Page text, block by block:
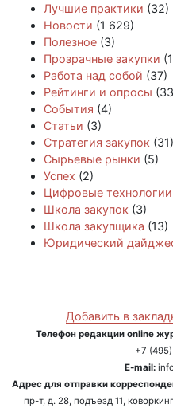
Лучшие практики (32)
Новости (1 629)
Полезное (3)
Прозрачные закупки
Работа над собой (37)
Рейтинги и опросы
События (4)
Статьи (3)
Стратегия закупок (31)
Сырьевые рынки (5)
Успех (2)
Цифровые технологии
Школа закупок (3)
Школа закупщика (13)
Юридический
Добавить в
Телефон редакции online
+7
E-mail:
Адрес для отправки
пр-т, д. 28, подъезд 11,